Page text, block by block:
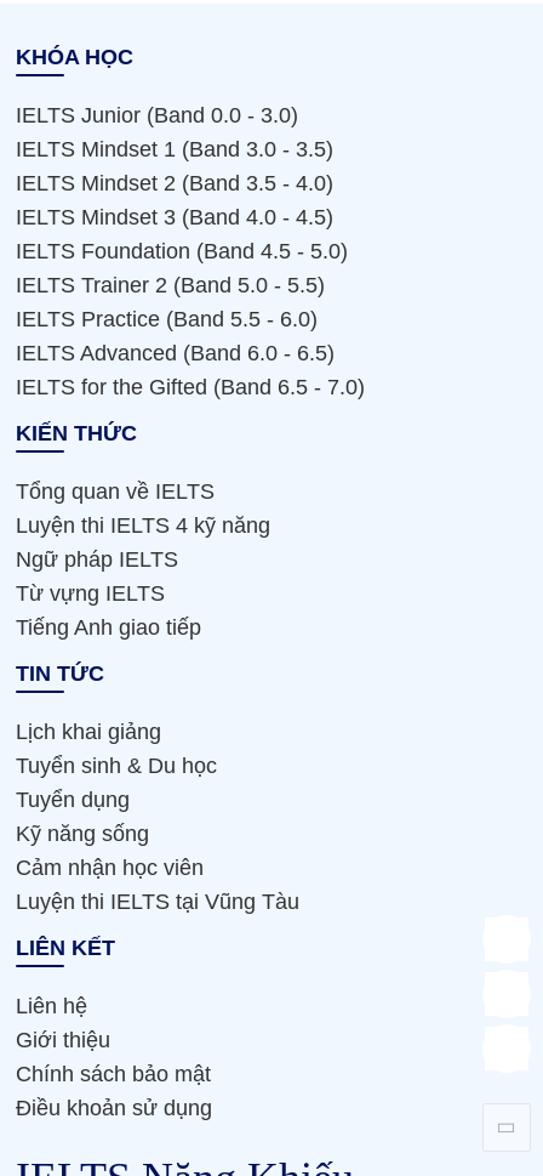
KHÓA HỌC
IELTS Junior (Band 0.0 - 3.0)
IELTS Mindset 1 (Band 3.0 - 3.5)
IELTS Mindset 2 (Band 3.5 - 4.0)
IELTS Mindset 3 (Band 4.0 - 4.5)
IELTS Foundation (Band 4.5 - 5.0)
IELTS Trainer 2 (Band 5.0 - 5.5)
IELTS Practice (Band 5.5 - 6.0)
IELTS Advanced (Band 6.0 - 6.5)
IELTS for the Gifted (Band 6.5 - 7.0)
KIẾN THỨC
Tổng quan về IELTS
Luyện thi IELTS 4 kỹ năng
Ngữ pháp IELTS
Từ vựng IELTS
Tiếng Anh giao tiếp
TIN TỨC
Lịch khai giảng
Tuyển sinh & Du học
Tuyển dụng
Kỹ năng sống
Cảm nhận học viên
Luyện thi IELTS tại Vũng Tàu
LIÊN KẾT
Liên hệ
Giới thiệu
Chính sách bảo mật
Điều khoản sử dụng